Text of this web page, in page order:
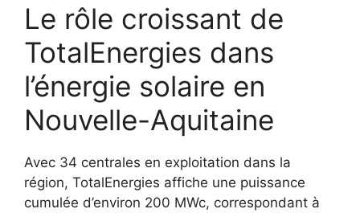
Le rôle croissant de
TotalEnergies dans
l’énergie solaire en
Nouvelle-Aquitaine
Avec 34 centrales en exploitation dans la
région, TotalEnergies affiche une puissance
cumulée d’environ 200 MWc, correspondant à